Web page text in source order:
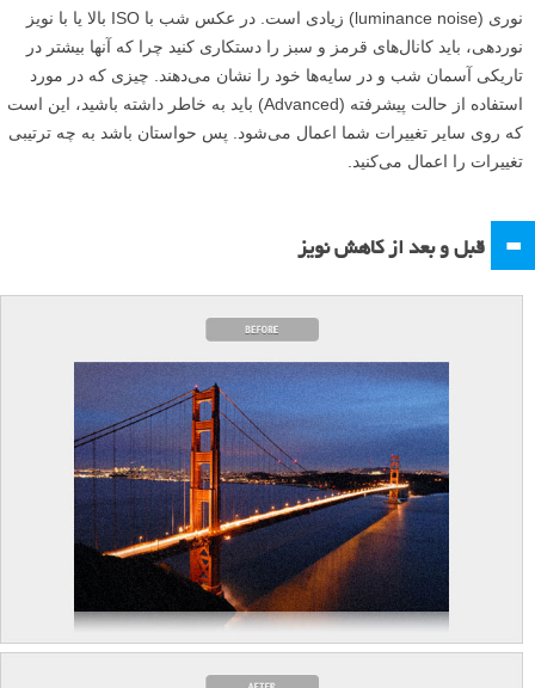
نوری (luminance noise) زیادی است. در عکس شب با ISO بالا یا با نویز
نوردهی، باید کانال‌های قرمز و سبز را دستکاری کنید چرا که آنها بیشتر در
تاریکی آسمان شب و در سایه‌ها خود را نشان می‌دهند. چیزی که در مورد
استفاده از حالت پیشرفته (Advanced) باید به خاطر داشته باشید، این است
که روی سایر تغییرات شما اعمال می‌شود. پس حواستان باشد به چه ترتیبی
تغییرات را اعمال می‌کنید.
= قبل و بعد از کاهش نویز